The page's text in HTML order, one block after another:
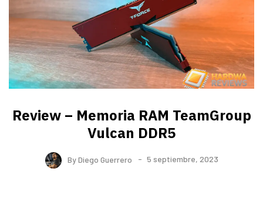
Review – Memoria RAM TeamGroup
Vulcan DDR5
ByDiego Guerrero 5 septiembre, 2023